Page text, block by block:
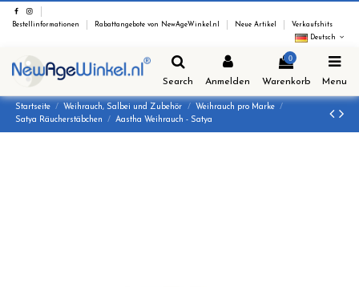
Bestellinformationen Rabattangebote von NewAgeWinkel.nl Neue Artikel
Verkaufshits
Deutsch
Search Anmelden
0
Warenkorb Menu
Startseite Weihrauch, Salbei und Zubehör
Weihrauch pro Marke
Satya Räucherstäbchen
Aastha Weihrauch - Satya